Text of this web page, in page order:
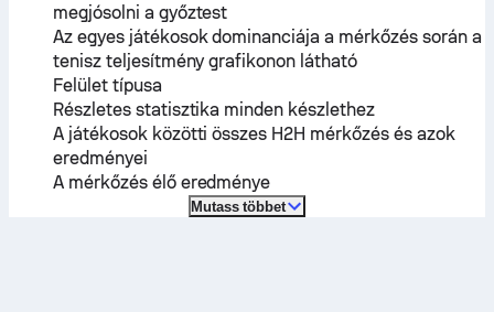
megjósolni a győztest
Az egyes játékosok dominanciája a mérkőzés során a
tenisz teljesítmény grafikonon látható
Felület típusa
Részletes statisztika minden készlethez
A játékosok közötti összes H2H mérkőzés és azok
eredményei
A mérkőzés élő eredménye
Mutass többet